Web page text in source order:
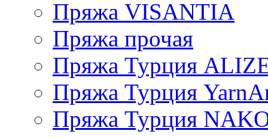
Пряжа VISANTIA
Пряжа прочая
Пряжа Турция
Пряжа Турция
Пряжа Турция